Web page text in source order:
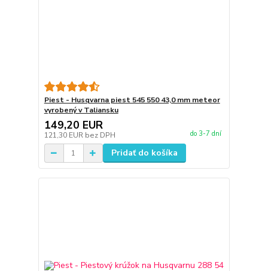
Piest - Husqvarna piest 545 550 43,0 mm meteor
vyrobený v Taliansku
149,20 EUR
121,30 EUR bez DPH do 3-7 dní
Pridať do košíka